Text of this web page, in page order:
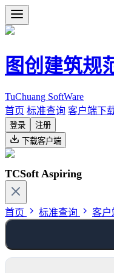
图创建筑规
TuChuang SoftWare
首页 标准查询 客户端下
登录
注册
下载客户端
TCSoft Aspiring
首页 标准查询 客户